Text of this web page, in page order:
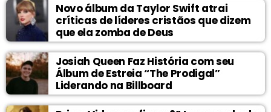
Novo álbum da Taylor Swift atrai
críticas de líderes cristãos que dizem
que ela zomba de Deus
Josiah Queen Faz História com seu
Álbum de Estreia “The Prodigal”
Liderando na Billboard